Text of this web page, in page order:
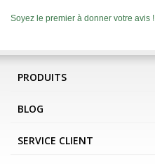
Soyez le premier à donner votre avis !
PRODUITS
BLOG
SERVICE CLIENT